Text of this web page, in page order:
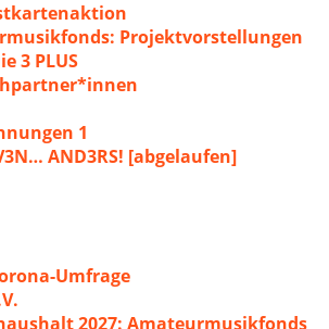
Projektvorstellungen
3 PLUS
1
AND3RS! [abgelaufen]
Umfrage
2027: Amateurmusikfonds